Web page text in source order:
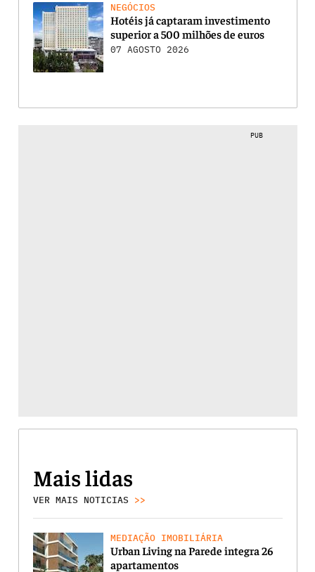
NEGÓCIOS
Hotéis já captaram investimento
superior a 500 milhões de euros
07 AGOSTO 2026
PUB
Mais lidas
VER MAIS NOTICIAS >>
MEDIAÇÃO IMOBILIÁRIA
Urban Living na Parede integra 26
apartamentos